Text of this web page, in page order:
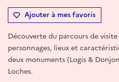
Ajouter à mes favoris
Découverte du parcours de
personnages, lieux et
deux monuments (Logis &
Loches.